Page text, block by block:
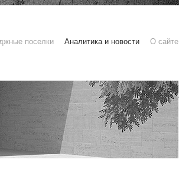
поселки Аналитика и новости О сайте